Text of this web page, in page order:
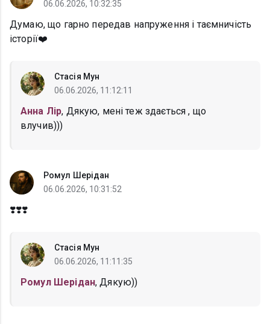
06.06.2026, 10:32:35
Думаю, що гарно передав напруження і таємничість
історії❤️
Стасія Мун
06.06.2026, 11:12:11
Анна Лір, Дякую, мені теж здається , що
влучив)))
Ромул Шерідан
06.06.2026, 10:31:52
❣️❣️❣️
Стасія Мун
06.06.2026, 11:11:35
Ромул Шерідан, Дякую))